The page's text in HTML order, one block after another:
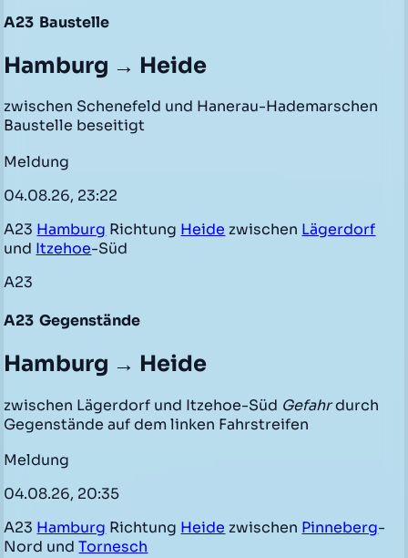
A23 Baustelle
Hamburg → Heide
zwischen Schenefeld und Hanerau-Hademarschen
Baustelle beseitigt
Meldung
04.08.26, 23:22
A23 Hamburg Richtung Heide zwischen Lägerdorf
und Itzehoe-Süd
A23
A23 Gegenstände
Hamburg → Heide
zwischen Lägerdorf und Itzehoe-Süd Gefahrdurch
Gegenstände auf dem linken Fahrstreifen
Meldung
04.08.26, 20:35
A23 Hamburg Richtung Heide zwischen Pinneberg-
Nord undTornesch